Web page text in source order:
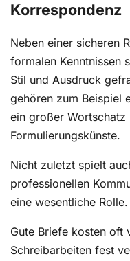
Korrespondenz
Neben einer sicheren
formalen Kenntnissen
Stil und Ausdruck
gehören zum Beispiel
ein großer Wortschatz
Formulierungskünste.
Nicht zuletzt spielt
professionellen
eine wesentliche Rolle.
Gute Briefe kosten oft
Schreibarbeiten fest